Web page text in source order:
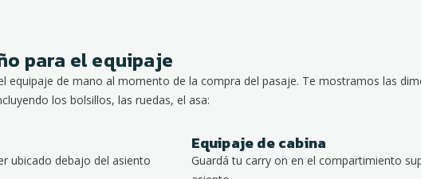
para el equipaje
equipaje de mano al momento de la compra del pasaje. Te mostramos las
los bolsillos, las ruedas, el asa:
ubicado debajo del asiento
Equipaje de cabina
Guardá tu carry on en el compartimiento